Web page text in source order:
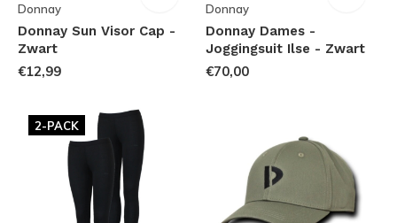
Donnay
Donnay Sun Visor Cap -
Zwart
€12,99
Donnay
Donnay Dames -
Joggingsuit Ilse - Zwart
€70,00
2-PACK